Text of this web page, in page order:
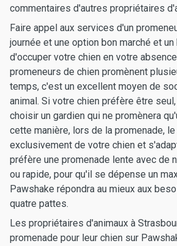
commentaires d'autres propriétaires
Faire appel aux services d'un
journée et une option bon marché et
d'occuper votre chien en votre
promeneurs de chien promènent
temps, c'est un excellent moyen de
animal. Si votre chien préfère être
choisir un gardien qui ne promènera
cette manière, lors de la promenade,
exclusivement de votre chien et
préfère une promenade lente avec de
ou rapide, pour qu'il se dépense un
Pawshake répondra au mieux aux
quatre pattes.
Les propriétaires d'animaux à
promenade pour leur chien sur